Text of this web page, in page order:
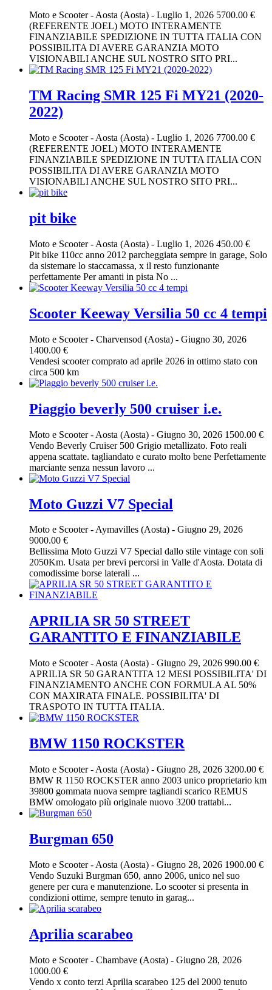
Moto e Scooter-Aosta (Aosta) - Luglio 1, 2026 5700.00 €
(REFERENTE JOEL) MOTO INTERAMENTE
FINANZIABILE SPEDIZIONE IN TUTTA ITALIA CON
POSSIBILITA DI AVERE GARANZIA MOTO
VISIONABILI ANCHE SUL NOSTRO SITO PRI...
TM Racing SMR 125 Fi MY21 (2020-
2022)
Moto e Scooter- Aosta (Aosta) - Luglio 1, 2026 7700.00 €
(REFERENTE JOEL) MOTO INTERAMENTE
FINANZIABILE SPEDIZIONE IN TUTTA ITALIA CON
POSSIBILITA DI AVERE GARANZIA MOTO
VISIONABILI ANCHE SUL NOSTRO SITO PRI...
pit bike
Moto e Scooter- Aosta (Aosta) - Luglio 1, 2026 450.00 €
Pit bike 110cc anno 2012 parcheggiata sempre in garage, Solo
da sistemare lo staccamassa, x il resto funzionante
perfettamente Per amanti in pista No ...
Scooter Keeway Versilia 50 cc 4 tempi
Moto e Scooter- Charvensod (Aosta) - Giugno 30, 2026
1400.00 €
Vendesi scooter comprato ad aprile 2026 in ottimo stato con
circa 500 km
Piaggio beverly 500 cruiser i.e.
Moto e Scooter- Aosta (Aosta) - Giugno 30, 2026 1500.00 €
Vendo Beverly Cruiser 500 Grigio metallizato. Foto reali
appena scattate. tagliandato e curato molto bene Perfettamente
marciante senza nessun lavoro ...
Moto Guzzi V7 Special
Moto e Scooter-Aymavilles (Aosta) - Giugno 29, 2026
9000.00 €
Bellissima Moto Guzzi V7 Special dallo stile vintage con soli
2050Km. Usata per brevi percorsi in Valle d'Aosta. Dotata di
comodissime borse laterali ...
APRILIA SR 50 STREET
GARANTITO E FINANZIABILE
Moto e Scooter- Aosta (Aosta) - Giugno 29, 2026 990.00 €
APRILIA SR 50 GARANTITA 12 MESI POSSIBILITA' DI
FINANZIAMENTO ANCHE CON FORMULA AL 50%
CON MAXIRATA FINALE. POSSIBILITA' DI
TRASPOTO IN TUTTA ITALIA.
BMW 1150 ROCKSTER
Moto e Scooter- Aosta (Aosta) - Giugno 28, 2026 3200.00 €
BMW R 1150 ROCKSTER anno 2003 unico proprietario km
39800 gommata nuova sempre tagliandi scarico REMUS
BMW omologato più originale nuovo 3200 trattabi...
Burgman 650
Moto e Scooter- Aosta (Aosta) - Giugno 28, 2026 1900.00 €
Vendo Suzuki Burgman 650, anno 2006, unico nel suo
genere per cura e manutenzione. Lo scooter si presenta in
condizioni ottime, sempre tenuto in garag...
Aprilia scarabeo
Moto e Scooter- Chambave (Aosta) - Giugno 28, 2026
1000.00 €
Vendo x conto terzi Aprilia scarabeo 125 del 2000 tenuto